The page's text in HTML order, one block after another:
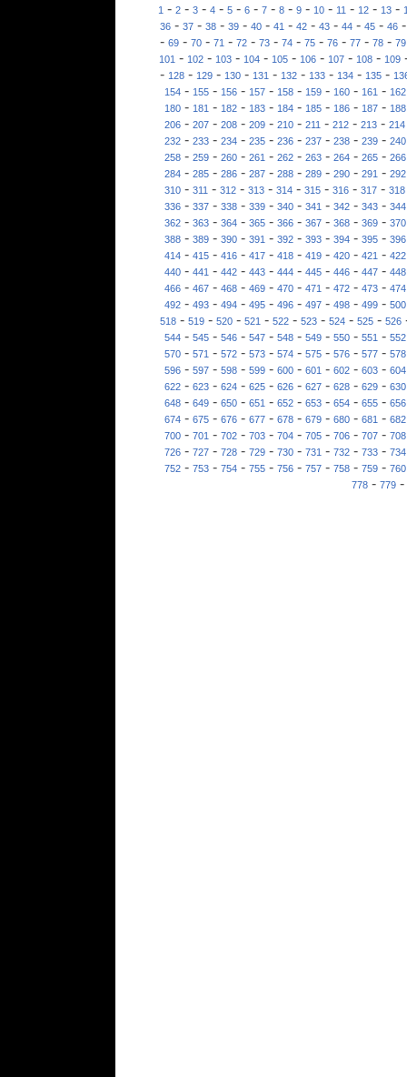
1- 2- 3- 4- 5- 6- 7- 8- 9- 10- 11- 12- 13-
36- 37- 38- 39- 40- 41- 42- 43- 44- 45- 46
- 69 - 70 - 71 - 72 - 73 - 74 - 75 - 76 - 77 - 78 - 79
101 - 102 - 103 - 104 - 105 - 106 - 107 - 108 - 109
- 128 - 129 - 130 - 131 - 132 - 133 - 134 - 135 -
154- 155- 156- 157- 158- 159- 160- 161- 162
180- 181- 182- 183- 184- 185- 186- 187- 188
206 - 207 - 208 - 209 - 210 - 211 - 212 - 213 - 214
232- 233- 234- 235- 236- 237- 238- 239- 240
258- 259- 260- 261- 262- 263- 264- 265- 266
284- 285- 286- 287- 288- 289- 290- 291- 292
310 - 311 - 312 - 313 - 314 - 315 - 316 - 317 - 318
336- 337- 338- 339- 340- 341- 342- 343- 344
362- 363- 364- 365- 366- 367- 368- 369- 370
388 - 389 - 390 - 391 - 392 - 393 - 394 - 395 - 396
414- 415- 416- 417- 418- 419- 420- 421- 422
440- 441- 442- 443- 444- 445- 446- 447- 448
466- 467- 468- 469- 470- 471- 472- 473- 474
492 - 493 - 494 - 495 - 496 - 497 - 498 - 499 - 500
518 - 519 - 520 - 521 - 522 - 523 - 524 - 525 - 526
544- 545- 546- 547- 548- 549- 550- 551- 552
570- 571- 572- 573- 574- 575- 576- 577- 578
596 - 597 - 598 - 599 - 600 - 601 - 602 - 603 - 604
622- 623- 624- 625- 626- 627- 628- 629- 630
648- 649- 650- 651- 652- 653- 654- 655- 656
674- 675- 676- 677- 678- 679- 680- 681- 682
700 - 701 - 702 - 703 - 704 - 705 - 706 - 707 - 708
726- 727- 728- 729- 730- 731- 732- 733- 734
752- 753- 754- 755- 756- 757- 758- 759- 760
778- 779-